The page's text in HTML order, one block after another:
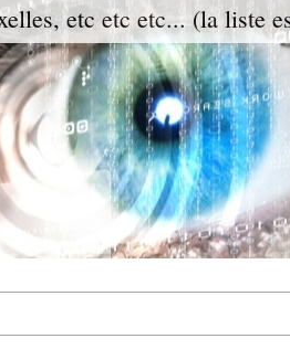
etc etc etc... (la liste